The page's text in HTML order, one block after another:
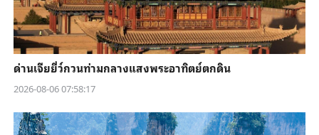
ด่านเจียยี่ว์กวนท่ามกลางแสงพระอาทิตย์ตกดิน
2026-08-06 07:58:17